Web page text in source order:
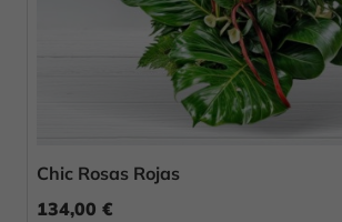
Chic Rosas Rojas
134,00 €